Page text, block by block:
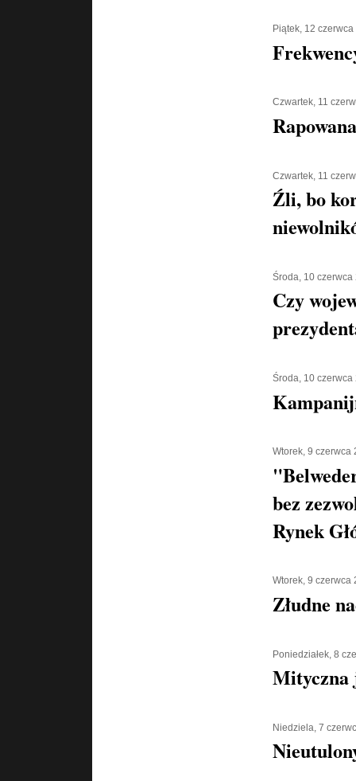
Piątek, 12
Czwartek, 11
Czwartek, 11
Źli, bo
Środa, 10 czerwca
Czy
Środa, 10 czerwca
Wtorek, 9 czerwca
bez
Rynek
Wtorek, 9 czerwca
Złudne
Poniedziałek, 8
Mityczna
Niedziela, 7